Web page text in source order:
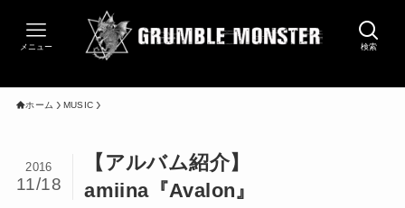
検索
メニュー
ホーム MUSIC
【アルバム紹介】
amiina『Avalon』
2016
11/18